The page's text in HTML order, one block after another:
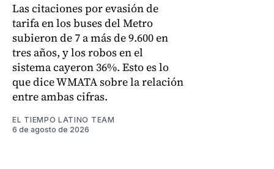
Las citaciones por evasión de
tarifa en los buses del Metro
subieron de 7 a más de 9.600 en
tres años, y los robos en el
sistema cayeron 36%. Esto es lo
que dice WMATA sobre la relación
entre ambas cifras.
EL TIEMPO LATINO TEAM
6 de agosto de 2026